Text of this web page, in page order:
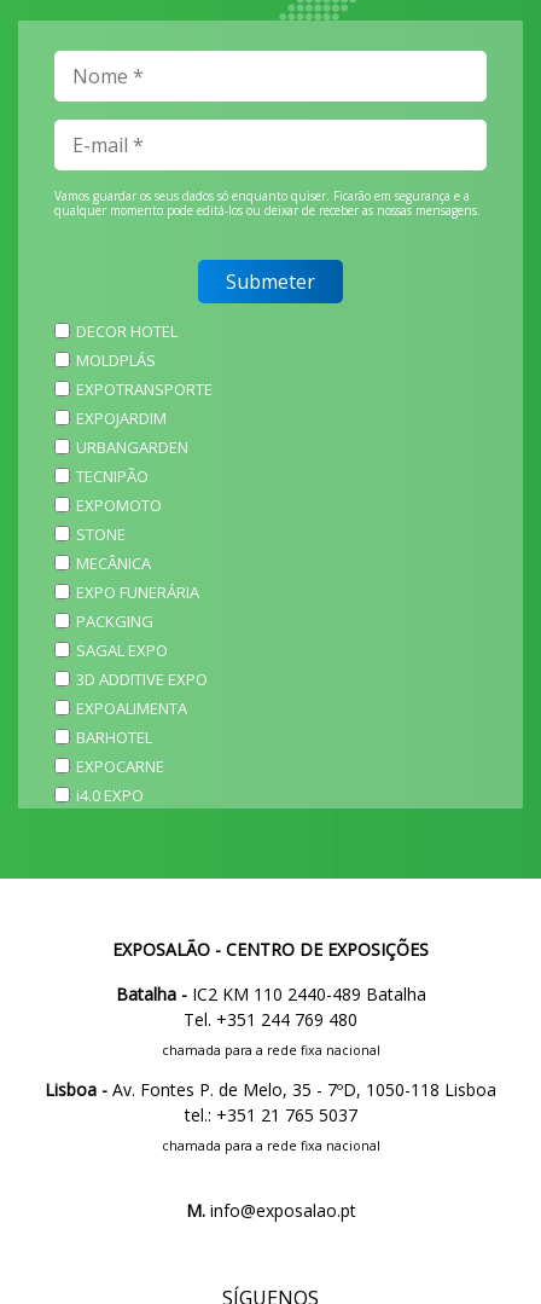
Vamos guardar os seus dados só enquanto quiser. Ficarão em segurança e a
qualquer momento pode editá-los ou deixar de receber as nossas mensagens.
DECOR HOTEL
MOLDPLÁS
EXPOTRANSPORTE
EXPOJARDIM
URBANGARDEN
TECNIPÃO
EXPOMOTO
STONE
MECÂNICA
EXPO FUNERÁRIA
PACKGING
SAGAL EXPO
3D ADDITIVE EXPO
EXPOALIMENTA
BARHOTEL
EXPOCARNE
i4.0 EXPO
EXPOSALÃO - CENTRO DE EXPOSIÇÕES
Batalha -IC2 KM 110 2440-489 Batalha
Tel. +351 244 769 480
chamada para a rede fixa nacional
Lisboa - Av. Fontes P. de Melo, 35 - 7ºD, 1050-118 Lisboa
tel.: +351 21 765 5037
chamada para a rede fixa nacional
M.info@exposalao.pt
SÍGUENOS